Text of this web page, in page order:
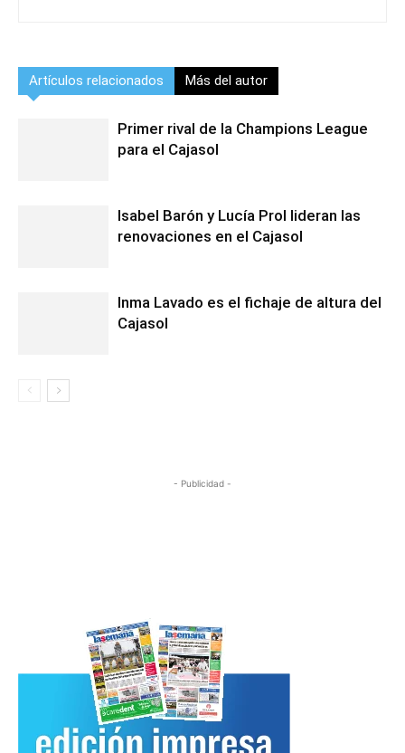
Artículos relacionados Más del autor
Primer rival de la Champions League
para el Cajasol
Isabel Barón y Lucía Prol lideran las
renovaciones en el Cajasol
Inma Lavado es el fichaje de altura del
Cajasol
- Publicidad -